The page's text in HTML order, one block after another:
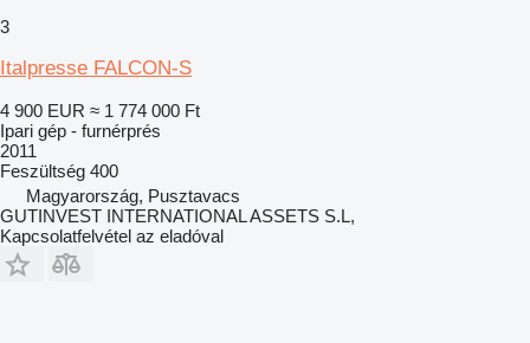
3
Italpresse FALCON-S
4 900 EUR ≈ 1 774 000 Ft
Ipari gép - furnérprés
2011
Feszültség 400
Magyarország, Pusztavacs
GUTINVEST INTERNATIONAL ASSETS S.L,
Kapcsolatfelvétel az eladóval